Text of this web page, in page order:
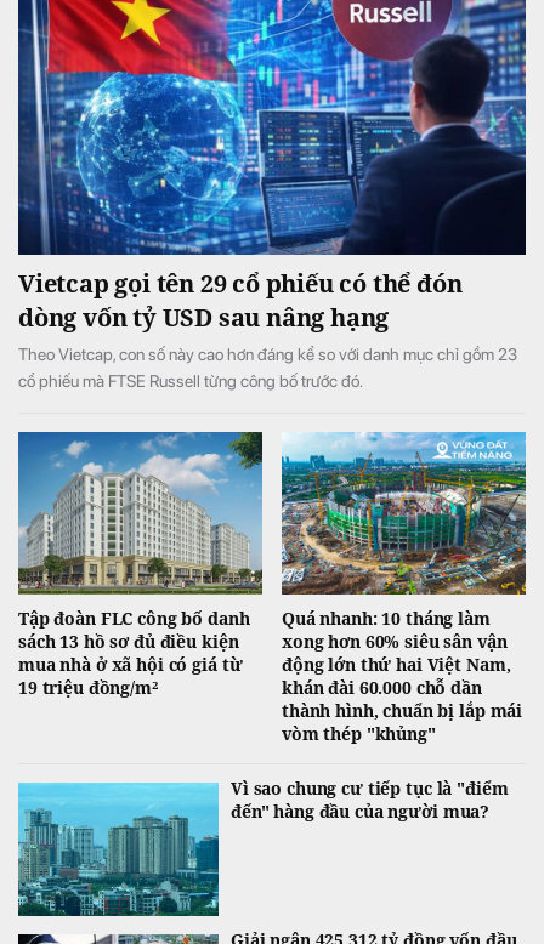
Vietcap gọi tên 29 cổ phiếu có thể đón
dòng vốn tỷ USD sau nâng hạng
Theo Vietcap, con số này cao hơn đáng kể so với danh mục chỉ gồm 23
cổ phiếu mà FTSE Russell từng công bố trước đó.
Tập đoàn FLC công bố danh
sách 13 hồ sơ đủ điều kiện
mua nhà ở xã hội có giá từ
19 triệu đồng/m²
Quá nhanh: 10 tháng làm
xong hơn 60% siêu sân vận
động lớn thứ hai Việt Nam,
khán đài 60.000 chỗ dần
thành hình, chuẩn bị lắp mái
vòm thép "khủng"
Vì sao chung cư tiếp tục là "điểm
đến" hàng đầu của người mua?